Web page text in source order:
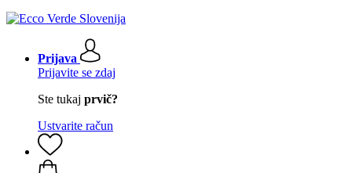
Prijava
Prijavite se zdaj
Ste tukaj prvič?
Ustvarite račun